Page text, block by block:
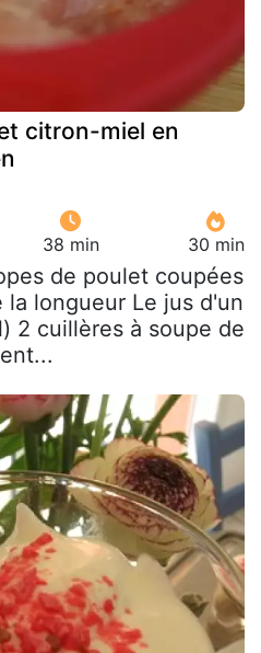
citron-miel en
38 min 30 min
de poulet coupées
la longueur Le jus d'un
2 cuillères à soupe de